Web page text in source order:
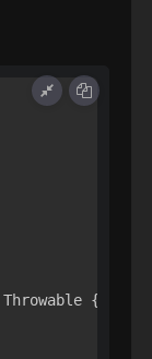
Throwable {